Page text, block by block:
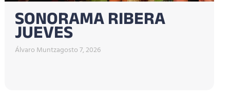
SONORAMA RIBERA
JUEVES
Álvaro Muntzagosto 7, 2026